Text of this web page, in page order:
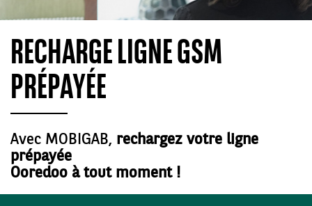
RECHARGE LIGNE GSM
PRÉPAYÉE
Avec MOBIGAB, rechargez votre ligne
prépayée
Ooredoo à tout moment !